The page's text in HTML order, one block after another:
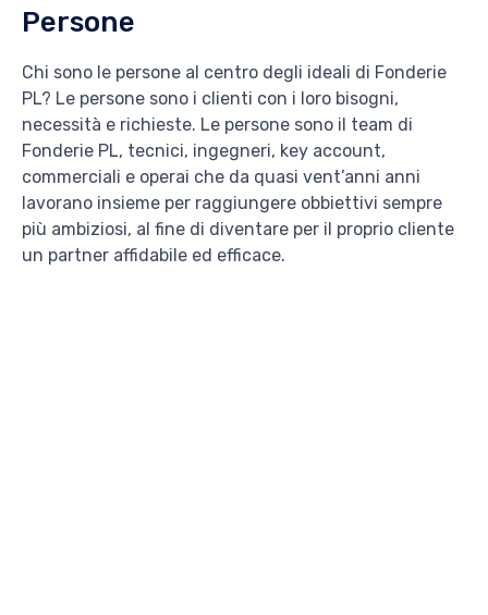
Persone
Chi sono le persone al centro degli ideali di Fonderie
PL? Le persone sono i clienti con i loro bisogni,
necessità e richieste. Le persone sono il team di
Fonderie PL, tecnici, ingegneri, key account,
commerciali e operai che da quasi vent’anni anni
lavorano insieme per raggiungere obbiettivi sempre
più ambiziosi, al fine di diventare per il proprio cliente
un partner affidabile ed efficace.